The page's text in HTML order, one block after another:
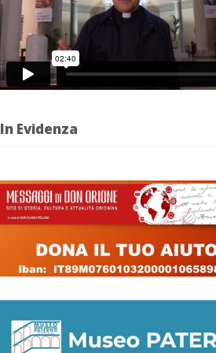
In Evidenza